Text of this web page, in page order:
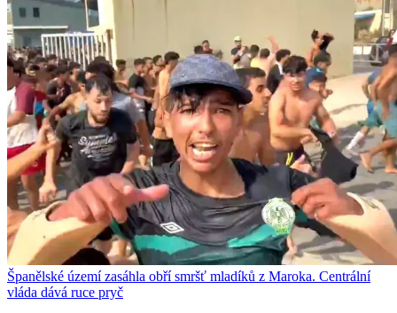
Španělské území zasáhla obří smršť mladíků z Maroka. Centrální
vláda dává ruce pryč